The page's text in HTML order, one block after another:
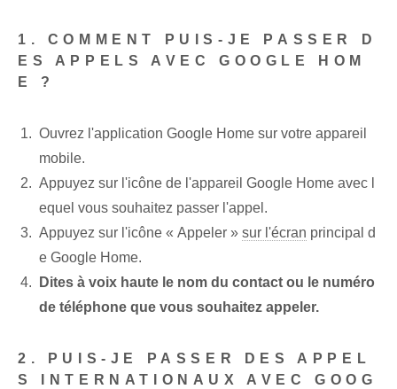
1. COMMENT PUIS-JE PASSER D
ES APPELS AVEC GOOGLE HOM
E ?
Ouvrez l'application Google Home sur⁢ votre appareil
mobile.
Appuyez sur l'icône de l'appareil Google Home⁢ avec l
equel vous souhaitez passer l'appel.
Appuyez sur l'icône⁢ « Appeler » sur l'écran principal ⁣d
e Google Home.
Dites à voix haute le nom du contact ou le numéro
de téléphone que vous souhaitez appeler.
2. PUIS-JE PASSER DES APPEL
S INTERNATIONAUX AVEC GOOG